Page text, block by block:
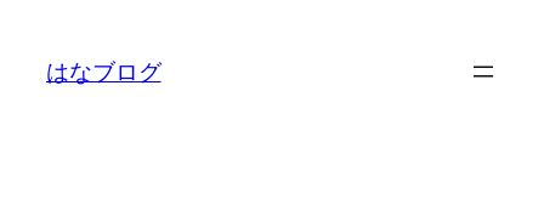
はなブログ